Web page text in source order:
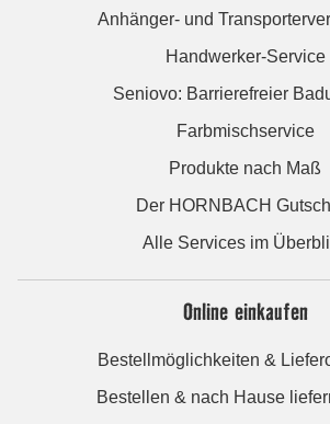
Anhänger- und
Handwerker-Service
Seniovo: Barrierefreier
Farbmischservice
Produkte nach Maß
Der HORNBACH
Alle Services im
Online einkaufen
Bestellmöglichkeiten &
Bestellen & nach Hause